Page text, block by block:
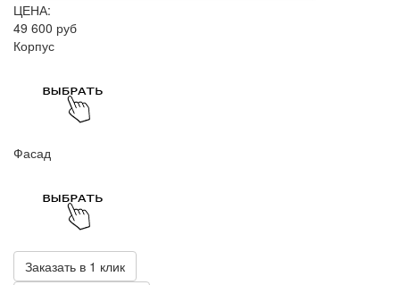
ЦЕНА:
49 600 руб
Корпус
Фасад
Заказать в 1 клик